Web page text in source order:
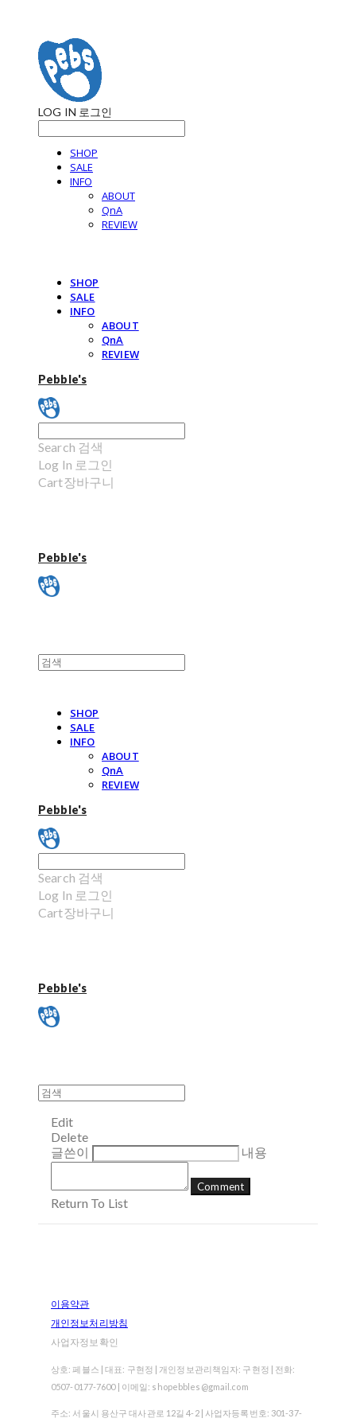
LOG IN 로그인
SHOP
SALE
INFO
ABOUT
QnA
REVIEW
SHOP
SALE
INFO
ABOUT
QnA
REVIEW
Pebble's
Search 검색
Log In 로그인
Cart장바구니
Pebble's
SHOP
SALE
INFO
ABOUT
QnA
REVIEW
Pebble's
Search 검색
Log In 로그인
Cart장바구니
Pebble's
Edit
Delete
글쓴이
내용
Comment
Return To List
이용약관
개인정보처리방침
사업자정보확인
상호: 페블스 | 대표: 구현정 | 개인정보관리책임자: 구현정 | 전화:
0507-0177-7600 | 이메일: shopebbles@gmail.com
주소: 서울시 용산구 대사관로 12길 4-2 | 사업자등록번호: 301-37-